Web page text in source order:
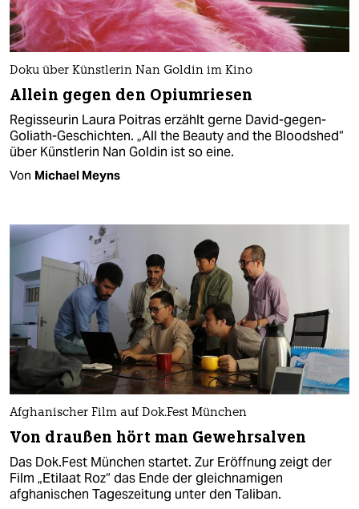
Doku über Künstlerin Nan Goldin im Kino
Allein gegen den Opiumriesen
Regisseurin Laura Poitras erzählt gerne David-gegen-
Goliath-Geschichten. „All the Beauty and the Bloodshed“
über Künstlerin Nan Goldin ist so eine.
Von Michael Meyns
Afghanischer Film auf Dok.Fest München
Von draußen hört man Gewehrsalven
Das Dok.Fest München startet. Zur Eröffnung zeigt der
Film „Etilaat Roz“ das Ende der gleichnamigen
afghanischen Tageszeitung unter den Taliban.